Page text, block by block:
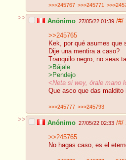
>>>245767 >>>245771
>> Anónimo 27/05/22 01:39 /#/
>>245765
Kek, por qué asumes que
Dije una mentira a caso?
Tranquilo negro, no seas
>Bájale
>Pendejo
<Neta si wey, órale mano
Que asco que das
>>>245777 >>>245793
>> Anónimo 27/05/22 02:33 /#/
>>245765
No hagas caso, es el